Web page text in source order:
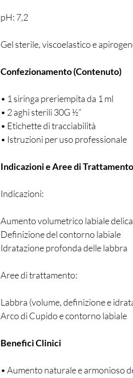
pH: 7,2
Gel sterile, viscoelastico e
Confezionamento (Contenuto)
• 1 siringa preriempita da 1 ml
• 2 aghi sterili 30G ½”
• Etichette di tracciabilità
• Istruzioni per uso professionale
Indicazioni e Aree di Trattamento
Indicazioni:
Aumento volumetrico labiale
Definizione del contorno labiale
Idratazione profonda delle labbra
Aree di trattamento:
Labbra (volume, definizione e
Arco di Cupido e contorno labiale
Benefici Clinici
• Aumento naturale e armonioso